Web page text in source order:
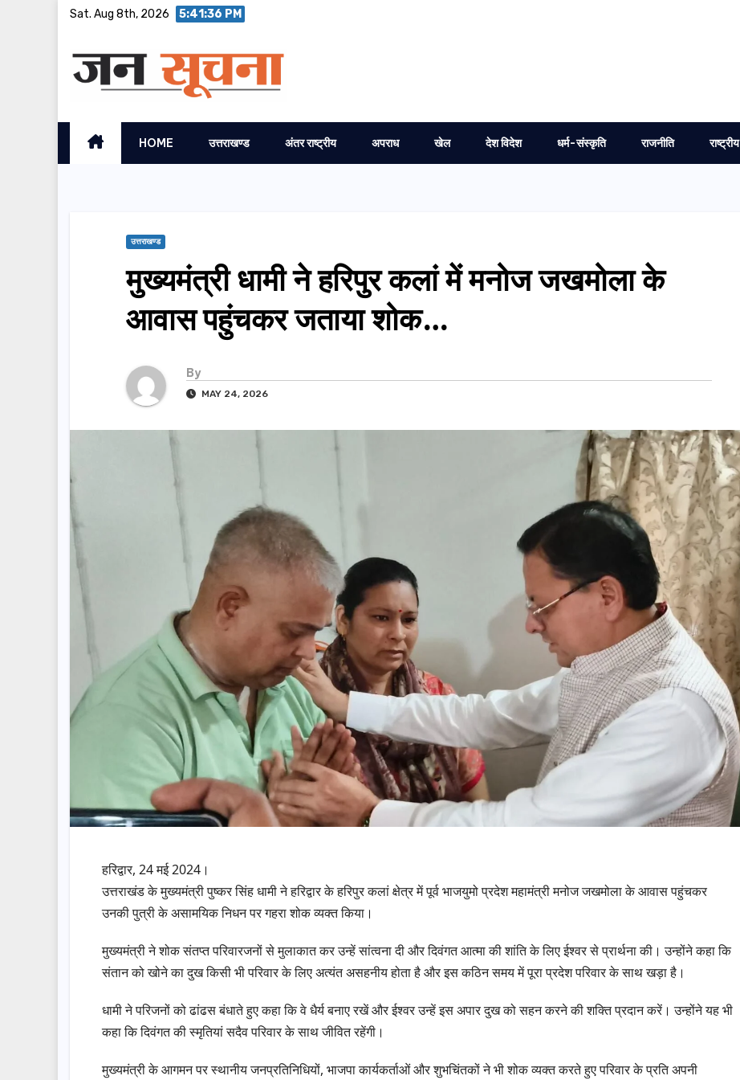
Sat. Aug 8th, 2026 5:41:38 PM
HOME उत्तराखण्ड अंतर राष्ट्रीय अपराध खेल देश विदेश धर्म-संस्कृति राजनीति राष्ट्रीय
उत्तराखण्ड
मुख्यमंत्री धामी ने हरिपुर कलां में मनोज जखमोला के
आवास पहुंचकर जताया शोक…
By
MAY 24, 2026
हरिद्वार, 24 मई 2024।
उत्तराखंड के मुख्यमंत्री पुष्कर सिंह धामी ने हरिद्वार के हरिपुर कलां क्षेत्र में पूर्व भाजयुमो प्रदेश महामंत्री मनोज जखमोला के आवास पहुंचकर
उनकी पुत्री के असामयिक निधन पर गहरा शोक व्यक्त किया।
मुख्यमंत्री ने शोक संतप्त परिवारजनों से मुलाकात कर उन्हें सांत्वना दी और दिवंगत आत्मा की शांति के लिए ईश्वर से प्रार्थना की। उन्होंने कहा कि
संतान को खोने का दुख किसी भी परिवार के लिए अत्यंत असहनीय होता है और इस कठिन समय में पूरा प्रदेश परिवार के साथ खड़ा है।
धामी ने परिजनों को ढांढस बंधाते हुए कहा कि वे धैर्य बनाए रखें और ईश्वर उन्हें इस अपार दुख को सहन करने की शक्ति प्रदान करें। उन्होंने यह भी
कहा कि दिवंगत की स्मृतियां सदैव परिवार के साथ जीवित रहेंगी।
मुख्यमंत्री के आगमन पर स्थानीय जनप्रतिनिधियों, भाजपा कार्यकर्ताओं और शुभचिंतकों ने भी शोक व्यक्त करते हुए परिवार के प्रति अपनी
से जुड़ी 12 किमी